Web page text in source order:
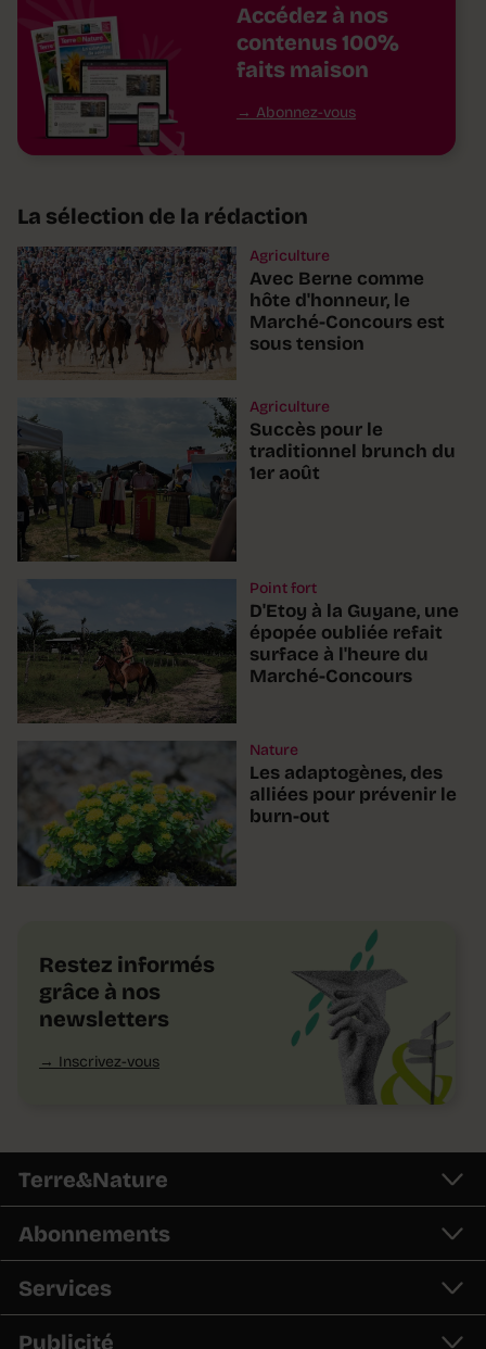
Accédez à nos
contenus 100%
faits maison
Abonnez-vous
La sélection de la rédaction
Agriculture
Avec Berne comme
hôte d'honneur, le
Marché-Concours est
sous tension
Agriculture
Succès pour le
traditionnel brunch du
1er août
Point fort
D'Etoy à la Guyane, une
épopée oubliée refait
surface à l'heure du
Marché-Concours
Nature
Les adaptogènes, des
alliées pour prévenir le
burn-out
Restez informés
grâce à nos
newsletters
Inscrivez-vous
Terre&Nature
Abonnements
Services
Publicité